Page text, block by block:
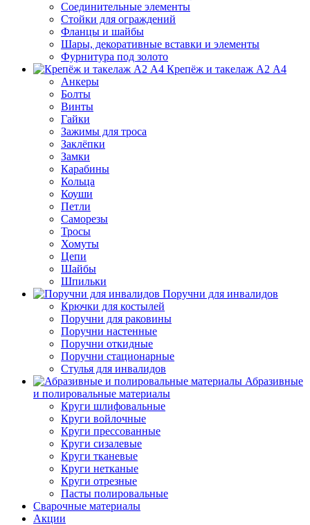
Соединительные элементы
Стойки для ограждений
Фланцы и шайбы
Шары, декоративные вставки и элементы
Фурнитура под золото
Крепёж и такелаж А2 А4
Анкеры
Болты
Винты
Гайки
Зажимы для троса
Заклёпки
Замки
Карабины
Кольца
Коуши
Петли
Саморезы
Тросы
Хомуты
Цепи
Шайбы
Шпильки
Поручни для инвалидов
Крючки для костылей
Поручни для раковины
Поручни настенные
Поручни откидные
Поручни стационарные
Стулья для инвалидов
Абразивные
и полировальные материалы
Круги шлифовальные
Круги войлочные
Круги прессованные
Круги сизалевые
Круги тканевые
Круги нетканые
Круги отрезные
Пасты полировальные
Сварочные материалы
Акции